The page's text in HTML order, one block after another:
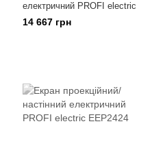
електричний PROFI electric
14 667 грн